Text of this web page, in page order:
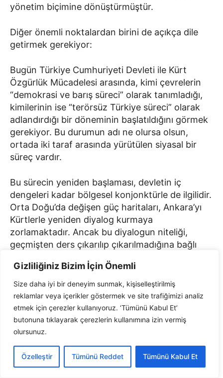
Gizliliğiniz Bizim İçin Önemli
Size daha iyi bir deneyim sunmak, kişiselleştirilmiş
reklamlar veya içerikler göstermek ve site trafiğimizi analiz
etmek için çerezler kullanıyoruz. ‘Tümünü Kabul Et’
butonuna tıklayarak çerezlerin kullanımına izin vermiş
olursunuz.
Özelleştir Tümünü Reddet Tümünü Kabul Et
yönetim biçimine dönüştürmüştür.
Diğer önemli noktalardan birini de açıkça dile
getirmek gerekiyor:
Bugün Türkiye Cumhuriyeti Devleti ile Kürt
Özgürlük Mücadelesi arasında, kimi çevrelerin
“demokrasi ve barış süreci” olarak tanımladığı,
kimilerinin ise “terörsüz Türkiye süreci” olarak
adlandırdığı bir döneminin başlatıldığını görmek
gerekiyor. Bu durumun adı ne olursa olsun,
ortada iki taraf arasında yürütülen siyasal bir
süreç vardır.
Bu sürecin yeniden başlaması, devletin iç
dengeleri kadar bölgesel konjonktürle de ilgilidir.
Orta Doğu’da değişen güç haritaları, Ankara’yı
Kürtlerle yeniden diyalog kurmaya
zorlamaktadır. Ancak bu diyalogun niteliği,
geçmişten ders çıkarılıp çıkarılmadığına bağlı
Açık bir şekilde görülmelidir ki Kürt tarafının,
Kürt siyasetinin ve Kürt Özgürlük Mücadelesi’nin
işaret ettiği, temsilini kabul ettiği isim Sayın
Abdullah Öcalan’dır. Bu durum defalarca dile
getirilmiş, net bir şekilde ifade edilmiştir.
Bugün yürütülen görüşmelerde Kürt tarafının
muhatabı ve temsil yetkisi tanınan kişi Sayın